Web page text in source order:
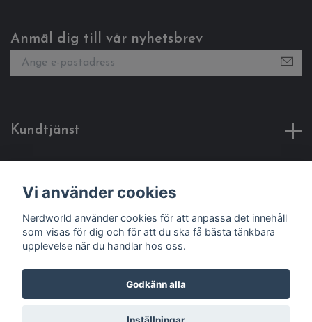
Anmäl dig till vår nyhetsbrev
Kundtjänst
Sociala medier
© 2026 Nerdworld
Vi använder cookies
Nerdworld använder cookies för att anpassa det innehåll
som visas för dig och för att du ska få bästa tänkbara
upplevelse när du handlar hos oss.
Godkänn alla